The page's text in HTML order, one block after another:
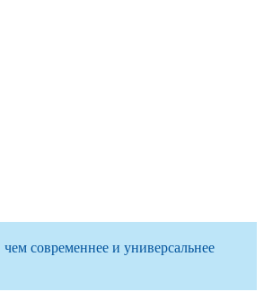
современнее и универсальнее